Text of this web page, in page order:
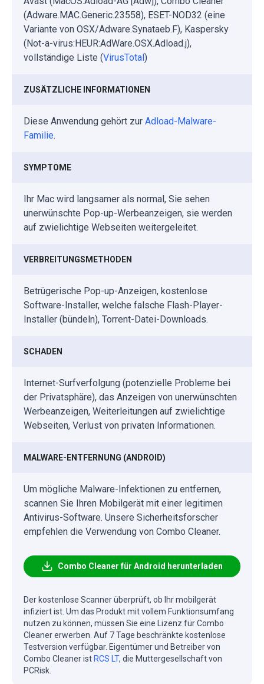
(Adware.MAC.Generic.23558), ESET-NOD32 (eine
Variante von OSX/Adware.Synataeb.F), Kaspersky
(Not-a-virus:HEUR:AdWare.OSX.Adload.j),
vollständige Liste (VirusTotal)
ZUSÄTZLICHE INFORMATIONEN
Diese Anwendung gehört zur Adload-Malware-
Familie.
SYMPTOME
Ihr Mac wird langsamer als normal, Sie sehen
unerwünschte Pop-up-Werbeanzeigen, sie werden
auf zwielichtige Webseiten weitergeleitet.
VERBREITUNGSMETHODEN
Betrügerische Pop-up-Anzeigen, kostenlose
Software-Installer, welche falsche Flash-Player-
Installer (bündeln), Torrent-Datei-Downloads.
SCHADEN
Internet-Surfverfolgung (potenzielle Probleme bei
der Privatsphäre), das Anzeigen von unerwünschten
Werbeanzeigen, Weiterleitungen auf zwielichtige
Webseiten, Verlust von privaten Informationen.
MALWARE-ENTFERNUNG (ANDROID)
Um mögliche Malware-Infektionen zu entfernen,
scannen Sie Ihren Mobilgerät mit einer legitimen
Antivirus-Software. Unsere Sicherheitsforscher
empfehlen die Verwendung von Combo Cleaner.
Combo Cleaner für Android herunterladen
Der kostenlose Scanner überprüft, ob Ihr mobilgerät
infiziert ist. Um das Produkt mit vollem Funktionsumfang
nutzen zu können, müssen Sie eine Lizenz für Combo
Cleaner erwerben. Auf 7 Tage beschränkte kostenlose
Testversion verfügbar. Eigentümer und Betreiber von
Combo Cleaner istRCS LT, die Muttergesellschaft von
PCRisk.